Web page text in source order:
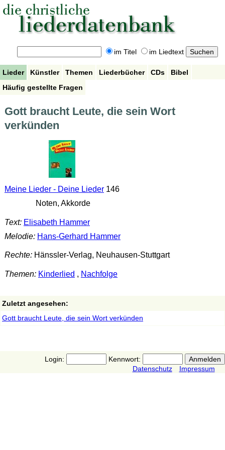
im Titel im Liedtext
Lieder Künstler Themen Liederbücher CDs
Bibel
Häufig gestellte Fragen
Gott braucht Leute, die sein Wort
verkünden
Meine Lieder - Deine Lieder146
Noten, Akkorde
Text: Elisabeth Hammer
Melodie: Hans-Gerhard Hammer
Rechte:Hänssler-Verlag, Neuhausen-Stuttgart
Themen: Kinderlied , Nachfolge
Zuletzt angesehen:
Gott braucht Leute, die sein Wort verkünden
Login:
Kennwort:
Datenschutz
Impressum